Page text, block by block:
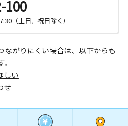
100
（土日、祝日除く）
ながりにくい場合は、以下からも
しい
せ